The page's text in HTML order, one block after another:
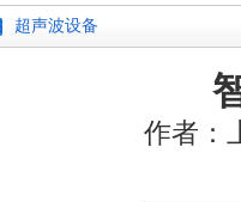
超声波设备
作者：